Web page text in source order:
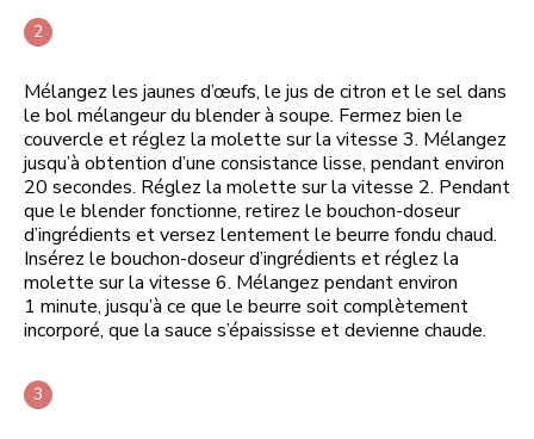
Mélangez les jaunes d’œufs, le jus de citron et le sel dans
le bol mélangeur du blender à soupe. Fermez bien le
couvercle et réglez la molette sur la vitesse 3. Mélangez
jusqu’à obtention d’une consistance lisse, pendant environ
20 secondes. Réglez la molette sur la vitesse 2. Pendant
que le blender fonctionne, retirez le bouchon-doseur
d’ingrédients et versez lentement le beurre fondu chaud.
Insérez le bouchon-doseur d’ingrédients et réglez la
molette sur la vitesse 6. Mélangez pendant environ
1 minute, jusqu’à ce que le beurre soit complètement
incorporé, que la sauce s’épaississe et devienne chaude.